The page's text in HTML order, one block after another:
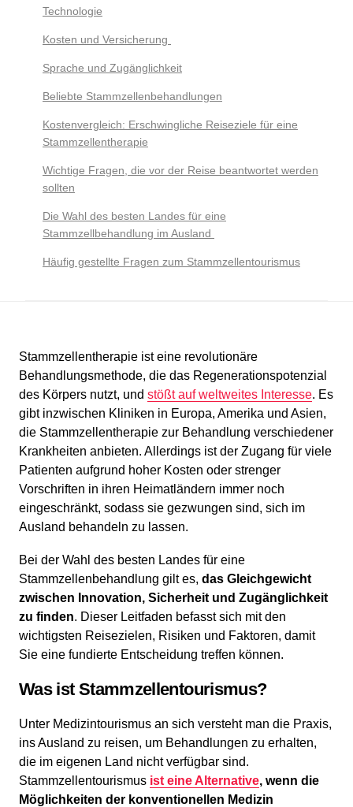
Stammzellentherapie ist eine revolutionäre
Behandlungsmethode, die das Regenerationspotenzial
des Körpers nutzt, und stößt auf weltweites Interesse. Es
gibt inzwischen Kliniken in Europa, Amerika und Asien,
die Stammzellentherapie zur Behandlung verschiedener
Krankheiten anbieten. Allerdings ist der Zugang für viele
Patienten aufgrund hoher Kosten oder strenger
Vorschriften in ihren Heimatländern immer noch
eingeschränkt, sodass sie gezwungen sind, sich im
Ausland behandeln zu lassen.
Bei der Wahl des besten Landes für eine
Stammzellenbehandlung gilt es, das Gleichgewicht
zwischen Innovation, Sicherheit und Zugänglichkeit
zu finden. Dieser Leitfaden befasst sich mit den
wichtigsten Reisezielen, Risiken und Faktoren, damit
Sie eine fundierte Entscheidung treffen können.
Was ist Stammzellentourismus?
Unter Medizintourismus an sich versteht man die Praxis,
ins Ausland zu reisen, um Behandlungen zu erhalten,
die im eigenen Land nicht verfügbar sind.
Stammzellentourismus ist eine Alternative, wenn die
Möglichkeiten der konventionellen Medizin
Technologie
Kosten und Versicherung
Sprache und Zugänglichkeit
Beliebte Stammzellenbehandlungen
Kostenvergleich: Erschwingliche Reiseziele für eine
Stammzellentherapie
Wichtige Fragen, die vor der Reise beantwortet werden
sollten
Die Wahl des besten Landes für eine
Stammzellbehandlung im Ausland
Häufig gestellte Fragen zum Stammzellentourismus